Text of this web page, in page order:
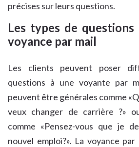
précises sur leurs questions.
Les types de questions
voyance par mail
Les clients peuvent poser
questions à une voyante par
peuvent être générales comme
veux changer de carrière ?»
comme «Pensez-vous que je
nouvel emploi?». La voyance